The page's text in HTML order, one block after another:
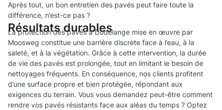
Après tout, un bon entretien des pavés peut faire toute la
différence, n’est-ce pas ?
Résultats durables
La protection des pavés à Dudelange mise en œuvre par
Moosweg constitue une barrière discrète face à l’eau, à la
saleté, et à la végétation. Grâce à cette intervention, la durée
de vie des pavés est prolongée, tout en limitant le besoin de
nettoyages fréquents. En conséquence, nos clients profitent
d’une surface propre et bien protégée, répondant aux
exigences du terrain. Vous vous demandez peut-être comment
rendre vos pavés résistants face aux aléas du temps ? Optez